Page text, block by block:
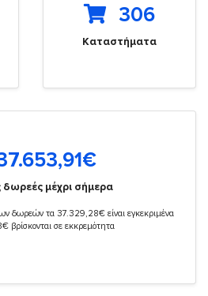
306
Καταστήματα
€
δωρεές μέχρι σήμερα
δωρεών τα 37.329,28€ είναι εγκεκριμένα
βρίσκονται σε εκκρεμότητα